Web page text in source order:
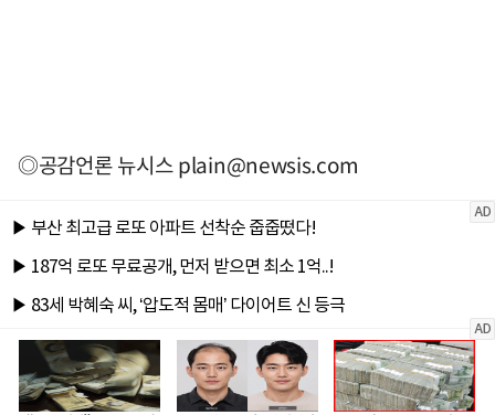
◎공감언론 뉴시스plain@newsis.com